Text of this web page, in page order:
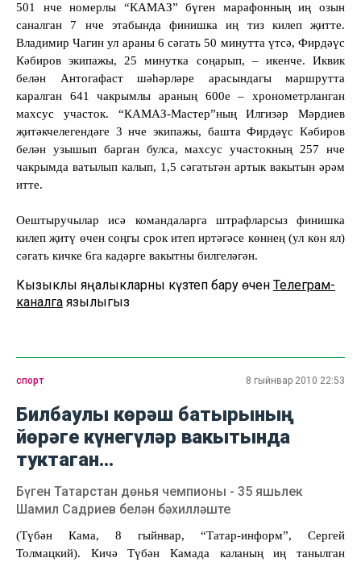
501 нче номерлы “КАМАЗ” бүген марафонның иң озын
саналган 7 нче этабында финишка иң тиз килеп җитте.
Владимир Чагин ул араны 6 сәгать 50 минутта үтсә, Фирдәүс
Кәбиров экипажы, 25 минутка соңарып, – икенче. Иквик
белән Антогафаст шәһәрләре арасындагы маршрутта
каралган 641 чакрымлы араның 600е – хронометрланган
махсус участок. “КАМАЗ-Мастер”ның Илгизәр Мәрдиев
җитәкчелегендәге 3 нче экипажы, башта Фирдәүс Кәбиров
белән узышып барган булса, махсус участокның 257 нче
чакрымда ватылып калып, 1,5 сәгатьтән артык вакытын әрәм
итте.
Оештыручылар исә командаларга штрафларсыз финишка
килеп җитү өчен соңгы срок итеп иртәгәсе көннең (ул көн ял)
сәгать кичке 6га кадәрге вакытны билгеләгән.
Кызыклы яңалыкларны күзәтеп бару өчен Телеграм-
каналга язылыгыз
спорт 8 гыйнвар 2010 22:53
Билбаулы көрәш батырының
йөрәге күнегүләр вакытында
туктаган...
Бүген Татарстан дөнья чемпионы - 35 яшьлек
Шамил Садриев белән бәхилләште
(Түбән Кама, 8 гыйнвар, “Татар-информ”, Сергей
Толмацкий). Кичә Түбән Камада каланың иң танылган